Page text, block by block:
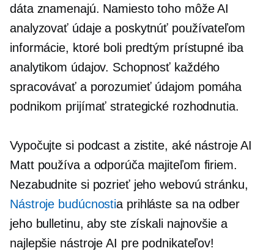
dáta znamenajú. Namiesto toho môže AI
analyzovať údaje a poskytnúť používateľom
informácie, ktoré boli predtým prístupné iba
analytikom údajov. Schopnosť každého
spracovávať a porozumieť údajom pomáha
podnikom prijímať strategické rozhodnutia.
Vypočujte si podcast a zistite, aké nástroje AI
Matt používa a odporúča majiteľom firiem.
Nezabudnite si pozrieť jeho webovú stránku,
Nástroje budúcnostia prihláste sa na odber
jeho bulletinu, aby ste získali najnovšie a
najlepšie nástroje AI pre podnikateľov!